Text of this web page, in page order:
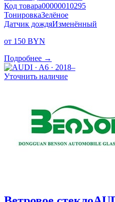
Код товара00000010295
ТонировкаЗелёное
Датчик дождяИзменённый
от 150 BYN
Подробнее →
Уточнить наличие